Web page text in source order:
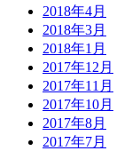
2018年4月
2018年3月
2018年1月
2017年12月
2017年11月
2017年10月
2017年8月
2017年7月